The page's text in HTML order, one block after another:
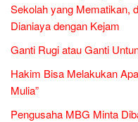
Sekolah yang Mematikan,
Dianiaya dengan Kejam
Ganti Rugi atau Ganti
Hakim Bisa Melakukan
Mulia”
Pengusaha MBG Minta